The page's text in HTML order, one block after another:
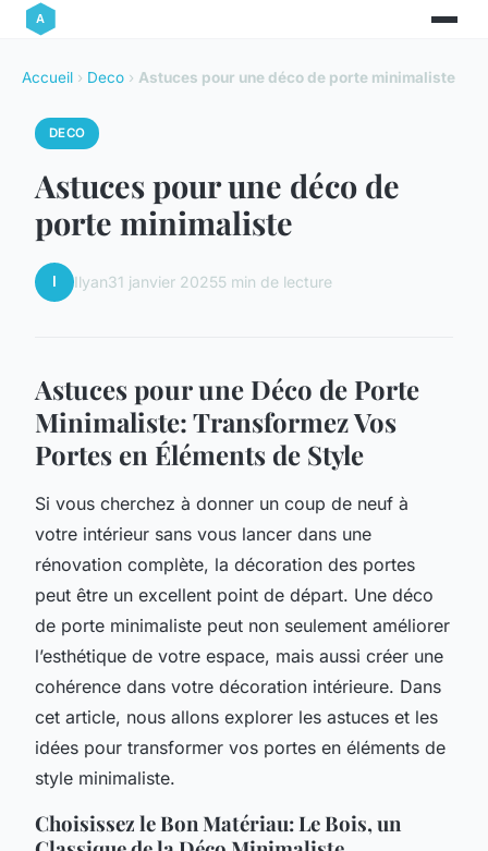
Accueil › Deco › Astuces pour une déco de porte minimaliste
DECO
Astuces pour une déco de
porte minimaliste
I Ilyan31 janvier 20255 min de lecture
Astuces pour une Déco de Porte
Minimaliste: Transformez Vos
Portes en Éléments de Style
Si vous cherchez à donner un coup de neuf à
votre intérieur sans vous lancer dans une
rénovation complète, la décoration des portes
peut être un excellent point de départ. Une déco
de porte minimaliste peut non seulement améliorer
l’esthétique de votre espace, mais aussi créer une
cohérence dans votre décoration intérieure. Dans
cet article, nous allons explorer les astuces et les
idées pour transformer vos portes en éléments de
style minimaliste.
Choisissez le Bon Matériau: Le Bois, un